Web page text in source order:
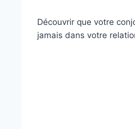
Découvrir que votre
jamais dans votre